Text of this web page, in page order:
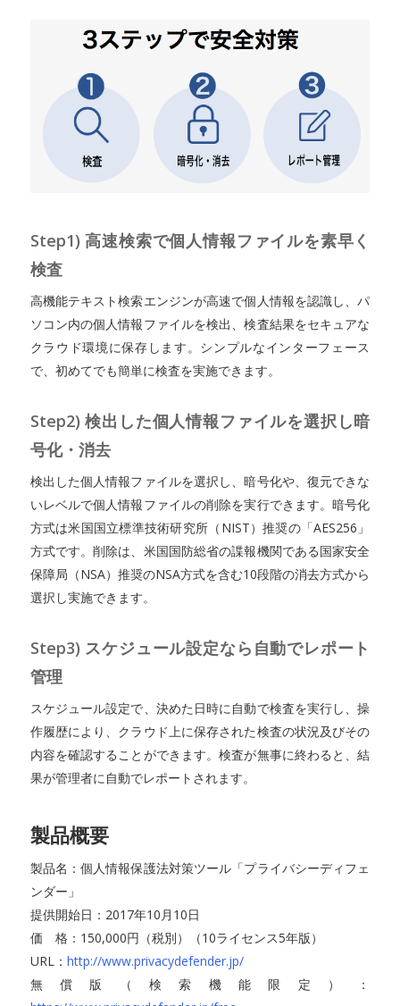
Step1) 高速検索で個人情報ファイルを素早く
検査
高機能テキスト検索エンジンが高速で個人情報を認識し、パ
ソコン内の個人情報ファイルを検出、検査結果をセキュアな
クラウド環境に保存します。シンプルなインターフェース
で、初めてでも簡単に検査を実施できます。
Step2) 検出した個人情報ファイルを選択し暗
号化・消去
検出した個人情報ファイルを選択し、暗号化や、復元できな
いレベルで個人情報ファイルの削除を実行できます。暗号化
方式は米国国立標準技術研究所（NIST）推奨の「AES256」
方式です。削除は、米国国防総省の諜報機関である国家安全
保障局（NSA）推奨のNSA方式を含む10段階の消去方式から
選択し実施できます。
Step3) スケジュール設定なら自動でレポート
管理
スケジュール設定で、決めた日時に自動で検査を実行し、操
作履歴により、クラウド上に保存された検査の状況及びその
内容を確認することができます。検査が無事に終わると、結
果が管理者に自動でレポートされます。
製品概要
製品名：個人情報保護法対策ツール「プライバシーディフェ
ンダー」
提供開始日：2017年10月10日
価 格：150,000円（税別）（10ライセンス5年版）
URL： http://www.privacydefender.jp/
無償版（検索機能限定）：